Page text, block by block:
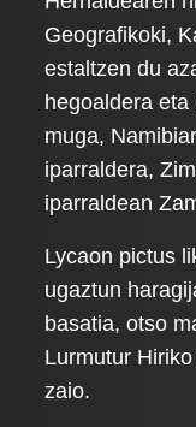
Geografikoki,
estaltzen du
hegoaldera
muga,
iparraldera,
iparraldean
Lycaon pictus
ugaztun
basatia, otso
Lurmutur
zaio.